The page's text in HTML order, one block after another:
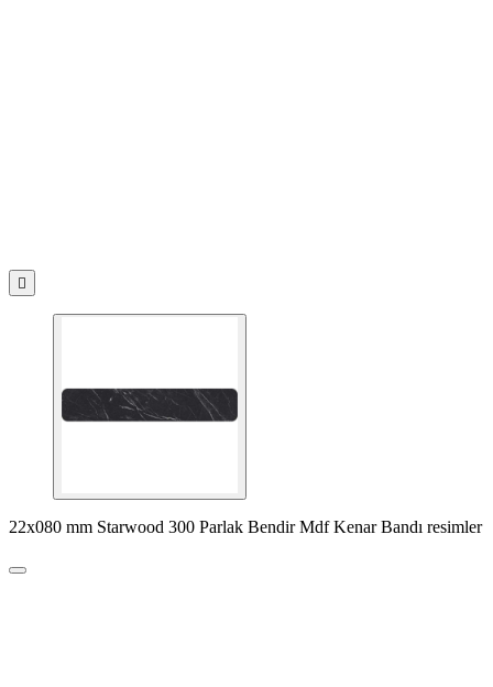

22x080 mm Starwood 300 Parlak Bendir Mdf Kenar Bandı resimler